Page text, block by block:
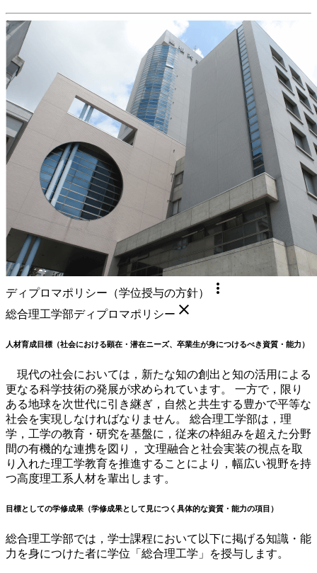
ディプロマポリシー（学位授与の方針） more_vert
総合理工学部ディプロマポリシー close
人材育成目標（社会における顕在・潜在ニーズ、卒業生が身につけるべき資質・能力）
現代の社会においては，新たな知の創出と知の活用による
更なる科学技術の発展が求められています。 一方で，限り
ある地球を次世代に引き継ぎ，自然と共生する豊かで平等な
社会を実現しなければなりません。 総合理工学部は，理
学，工学の教育・研究を基盤に，従来の枠組みを超えた分野
間の有機的な連携を図り， 文理融合と社会実装の視点を取
り入れた理工学教育を推進することにより，幅広い視野を持
つ高度理工系人材を輩出します。
目標としての学修成果（学修成果として見につく具体的な資質・能力の項目）
総合理工学部では，学士課程において以下に掲げる知識・能
力を身につけた者に学位「総合理工学」を授与します。